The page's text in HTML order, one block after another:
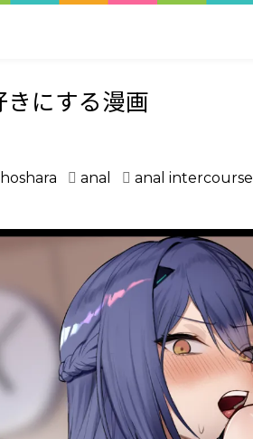
にする漫画
hoshara anal anal intercourse